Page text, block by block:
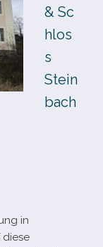
& Sc
hlos
s
Stein
bach
in
diese